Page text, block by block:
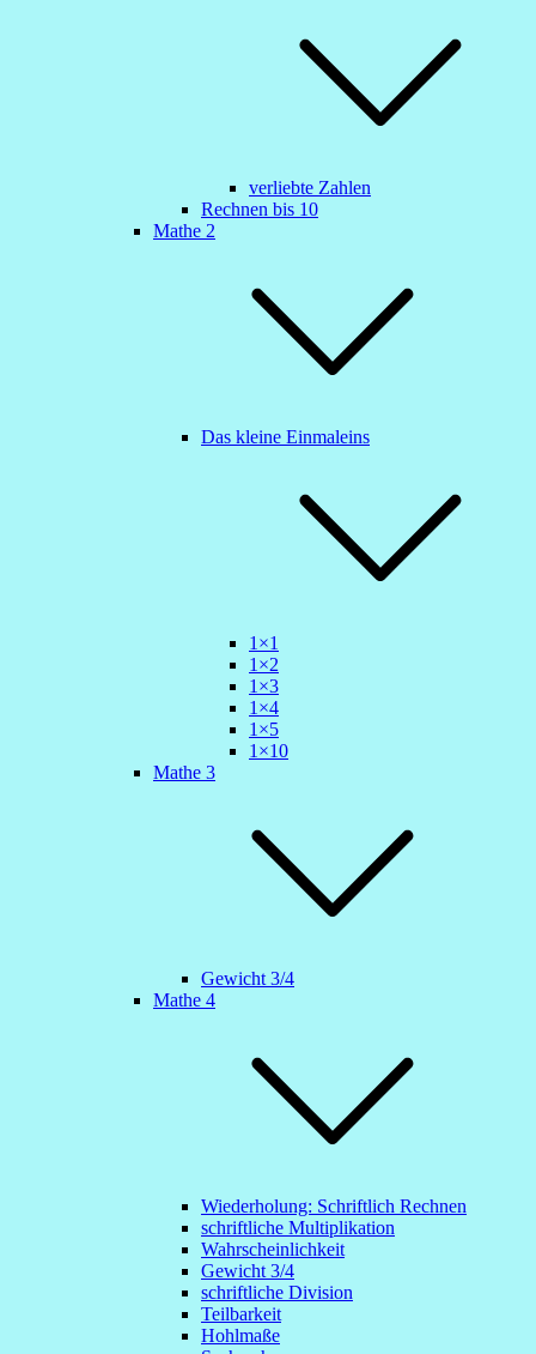
verliebte Zahlen
Rechnen bis 10
Mathe 2
Das kleine Einmaleins
1×1
1×2
1×3
1×4
1×5
1×10
Mathe 3
Gewicht 3/4
Mathe 4
Wiederholung: Schriftlich Rechnen
schriftliche Multiplikation
Wahrscheinlichkeit
Gewicht 3/4
schriftliche Division
Teilbarkeit
Hohlmaße